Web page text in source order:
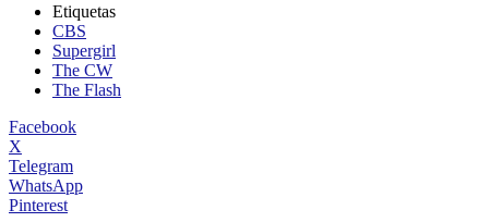
Etiquetas
CBS
Supergirl
The CW
The Flash
Facebook
X
Telegram
WhatsApp
Pinterest